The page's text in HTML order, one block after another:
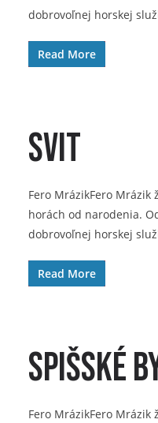
dobrovoľnej horskej
Read More
Svit
Fero MrázikFero Mrázik
horách od narodenia.
dobrovoľnej horskej
Read More
Spišské
Fero MrázikFero Mrázik